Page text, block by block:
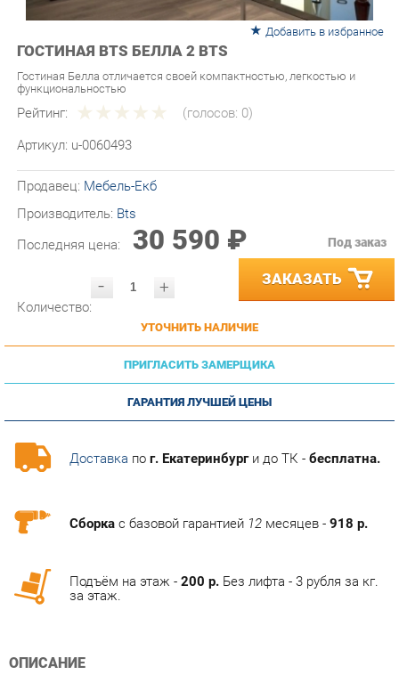
Добавить в избранное
Гостиная Белла отличается своей компактностью, легкостью и
Рейтинг:
Артикул: u-0060493
Производитель:Bts
Последняя цена: 30 590 ₽
- ЗАКАЗАТЬ
УТОЧНИТЬ НАЛИЧИЕ
ПРИГЛАСИТЬ ЗАМЕРЩИКА
ГАРАНТИЯ ЛУЧШЕЙ ЦЕНЫ
Доставкапог. Екатеринбурги до ТК -бесплатна.
и функциональностью. Стенка состоит из следующих